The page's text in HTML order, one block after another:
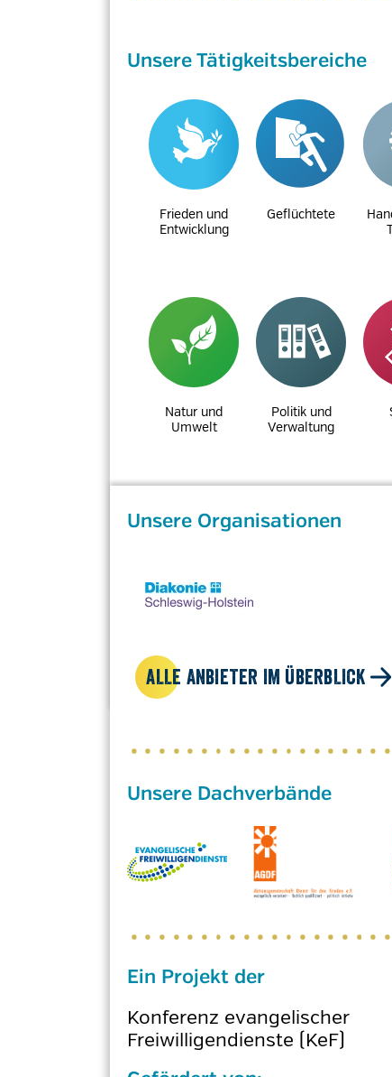
Unsere Tätigkeitsbereiche
Frieden und
Entwicklung
Geflüchtete
Natur und
Umwelt
Politik und
Verwaltung
Unsere Organisationen
ALLE ANBIETER IM ÜBERBLICK
Ein Projekt der
Konferenz evangelischer
Freiwilligendienste (KeF)